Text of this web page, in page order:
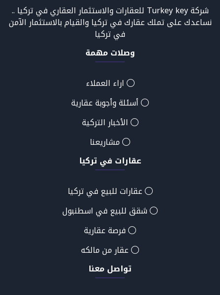
شركة Turkey key للعقارات والاستثمار العقاري في تركيا ..
نساعدك على تملك عقارك في تركيا والقيام بالاستثمار الآمن
في تركيا
وصلات مهمة
اراء العملاء
أسئلة وأجوبة عقارية
الأخبار التركية
مشاريعنا
عقارات في تركيا
عقارات للبيع في تركيا
شقق للبيع في اسطنبول
فرصة عقارية
عقار من مالكه
تواصل معنا